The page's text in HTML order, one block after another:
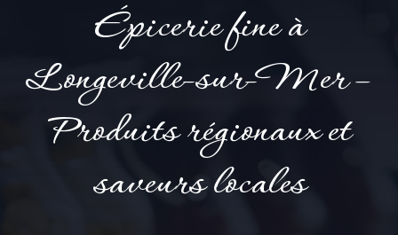
Épicerie fine à
Longeville-sur-Mer –
Produits régionaux et
saveurs locales